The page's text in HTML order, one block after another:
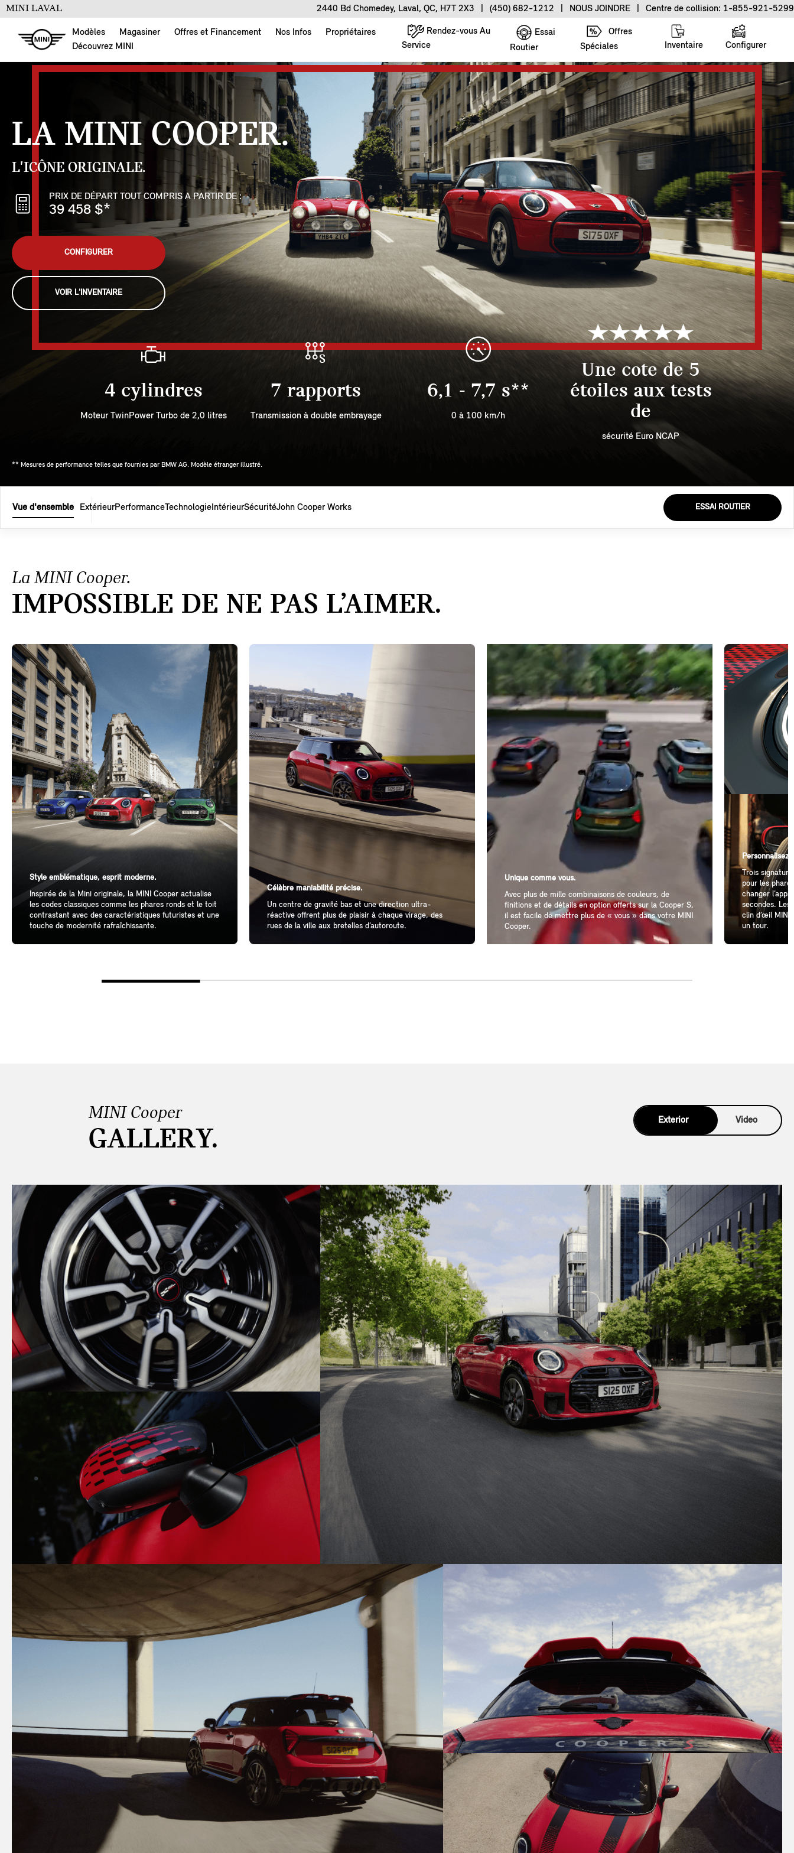
MINI LAVAL 2440 Bd Chomedey, Laval, QC, H7T 2X3 (450) 682-1212 NOUS JOINDRE Centre de collision: 1-855-921-5299
Modèles Magasiner Offres et Financement Nos Infos
Propriétaires
Découvrez MINI
Rendez-vous Au
Service
Essai
Routier
Offres
Spéciales
Inventaire Configurer
** Mesures de performance telles que fournies par BMW AG. Modèle étranger illustré.
LA MINI COOPER.
L'ICÔNE ORIGINALE.
PRIX DE DÉPART TOUT COMPRIS A PARTIR DE :
39 458 $*
CONFIGURER
VOIR L'INVENTAIRE
4 cylindres
Moteur TwinPower Turbo de 2,0 litres
7 rapports
Transmission à double embrayage
6,1 - 7,7 s**
0 à 100 km/h
Une cote de 5
étoiles aux tests
de
sécurité Euro NCAP
Vue d'ensemble ExtérieurPerformanceTechnologie IntérieurSécuritéJohn Cooper Works ESSAI ROUTIER
La MINI Cooper.
IMPOSSIBLE DE NE PAS L’AIMER.
Style emblématique, esprit moderne.
Inspirée de la Mini originale, la MINI Cooper actualise
les codes classiques comme les phares ronds et le toit
contrastant avec des caractéristiques futuristes et une
touche de modernité rafraîchissante.
Célèbre maniabilité précise.
Un centre de gravité bas et une direction ultra-
réactive offrent plus de plaisir à chaque virage, des
rues de la ville aux bretelles d’autoroute.
Unique comme vous.
Avec plus de mille combinaisons de couleurs, de
finitions et de détails en option offerts sur la Cooper S,
il est facile de mettre plus de « vous » dans votre MINI
Cooper.
Personnalisez
Trois
pour les
changer
secondes. Les
clin d’œil
un tour.
MINI Cooper
GALLERY.
Exterior Video